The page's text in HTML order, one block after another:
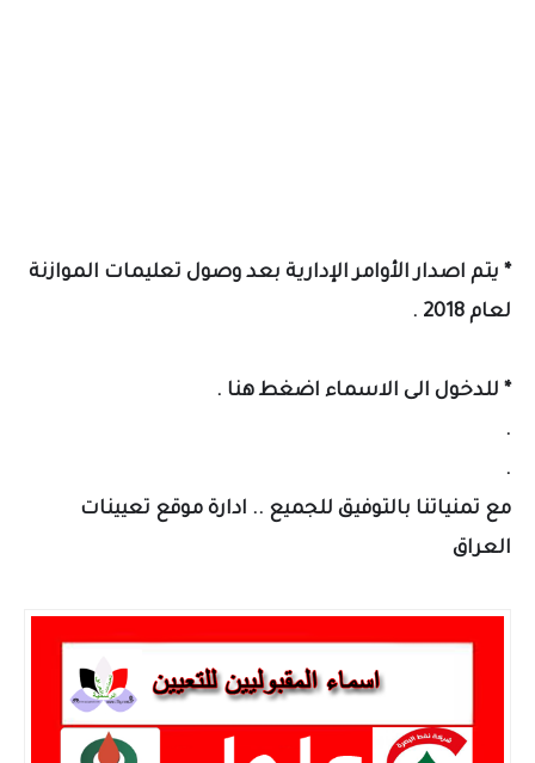
* يتم اصدار الأوامر الإدارية بعد وصول تعليمات الموازنة
لعام 2018 .
* للدخول الى الاسماء اضغط هنا .
.
.
مع تمنياتنا بالتوفيق للجميع .. ادارة موقع تعيينات
العراق